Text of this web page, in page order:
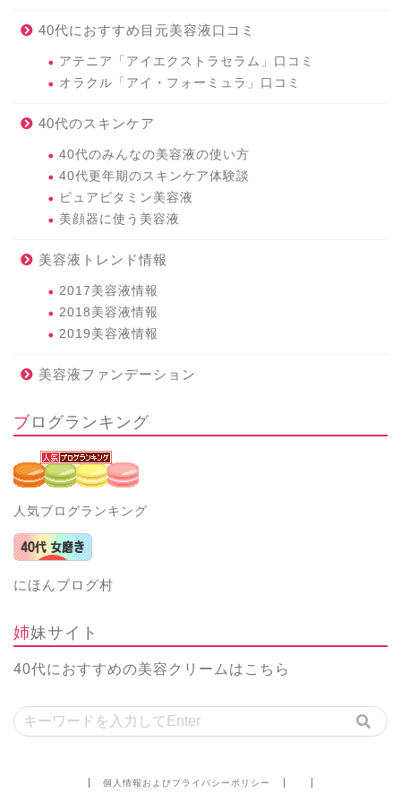
40代におすすめ目元美容液口コミ
アテニア「アイエクストラセラム」口コミ
オラクル「アイ・フォーミュラ」口コミ
40代のスキンケア
40代のみんなの美容液の使い方
40代更年期のスキンケア体験談
ピュアビタミン美容液
美顔器に使う美容液
美容液トレンド情報
2017美容液情報
2018美容液情報
2019美容液情報
美容液ファンデーション
ブログランキング
人気ブログランキング
にほんブログ村
姉妹サイト
40代におすすめの美容クリーム はこちら
個人情報およびプライバシーポリシー